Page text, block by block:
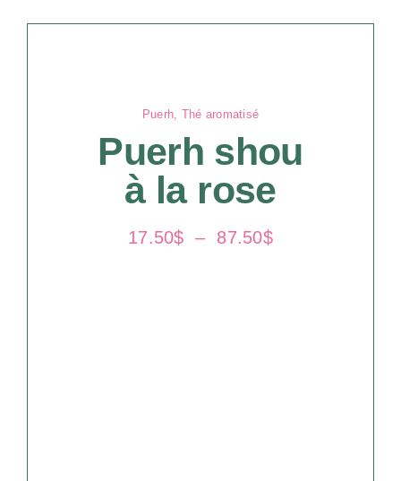
Puerh, Thé aromatisé
Puerh shou
à la rose
17.50$ – 87.50$Plage